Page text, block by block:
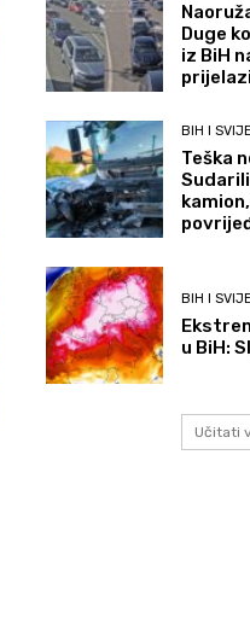
Duge
iz BiH
BIH I
Teška
BIH I
u BiH:
Učitati